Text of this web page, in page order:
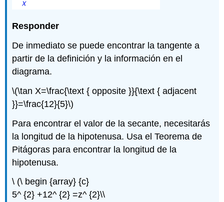
Responder
De inmediato se puede encontrar la tangente a
partir de la definición y la información en el
diagrama.
\(\tan X=\frac{\text { opposite }}{\text { adjacent
}}=\frac{12}{5}\)
Para encontrar el valor de la secante, necesitarás
la longitud de la hipotenusa. Usa el Teorema de
Pitágoras para encontrar la longitud de la
hipotenusa.
\ (\ begin {array} {c}
5^ {2} +12^ {2} =z^ {2}\\